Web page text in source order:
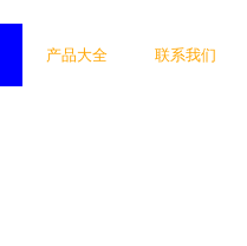
产品大全 联系我们